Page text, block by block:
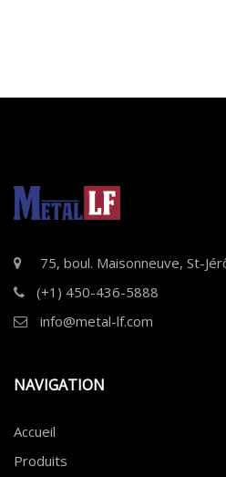
75, boul. Maisonneuve, St-
(+1) 450-436-5888
info@metal-lf.com
NAVIGATION
Accueil
Produits